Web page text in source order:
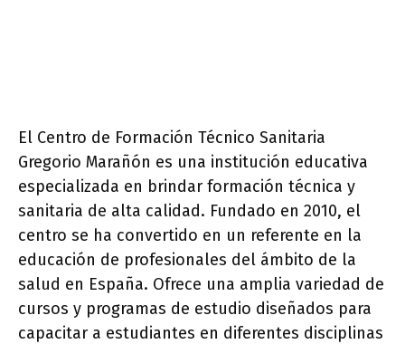
El Centro de Formación Técnico Sanitaria
Gregorio Marañón es una institución educativa
especializada en brindar formación técnica y
sanitaria de alta calidad. Fundado en 2010, el
centro se ha convertido en un referente en la
educación de profesionales del ámbito de la
salud en España. Ofrece una amplia variedad de
cursos y programas de estudio diseñados para
capacitar a estudiantes en diferentes disciplinas